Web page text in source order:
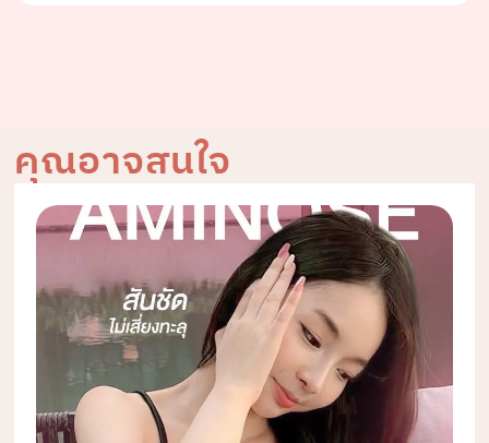
คุณอาจสนใจ